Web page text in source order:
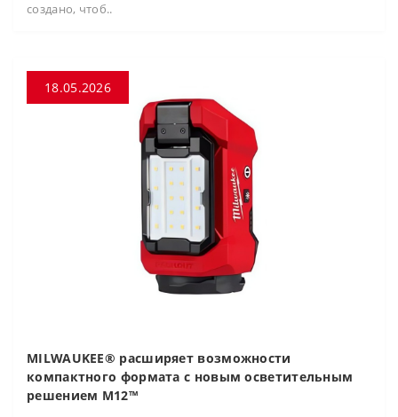
создано, чтоб..
18.05.2026
MILWAUKEE® расширяет возможности
компактного формата с новым осветительным
решением M12™